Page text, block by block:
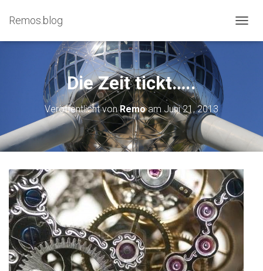
Remos.blog
A
N
M
C
H
A
L
Die Zeit tickt…..
Veröffentlicht vonRemoam Juni 21, 2013